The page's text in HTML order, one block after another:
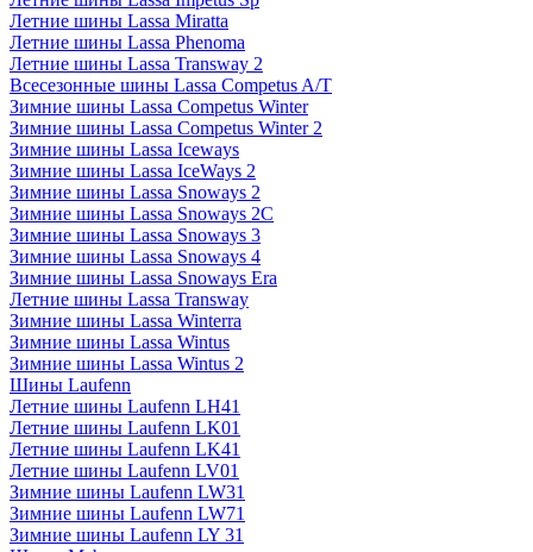
Летние шины Lassa Miratta
Летние шины Lassa Phenoma
Летние шины Lassa Transway 2
Всесезонные шины Lassa Competus A/T
Зимние шины Lassa Competus Winter
Зимние шины Lassa Competus Winter 2
Зимние шины Lassa Iceways
Зимние шины Lassa IceWays 2
Зимние шины Lassa Snoways 2
Зимние шины Lassa Snoways 2C
Зимние шины Lassa Snoways 3
Зимние шины Lassa Snoways 4
Зимние шины Lassa Snoways Era
Летние шины Lassa Transway
Зимние шины Lassa Winterra
Зимние шины Lassa Wintus
Зимние шины Lassa Wintus 2
Шины Laufenn
Летние шины Laufenn LH41
Летние шины Laufenn LK01
Летние шины Laufenn LK41
Летние шины Laufenn LV01
Зимние шины Laufenn LW31
Зимние шины Laufenn LW71
Зимние шины Laufenn LY 31